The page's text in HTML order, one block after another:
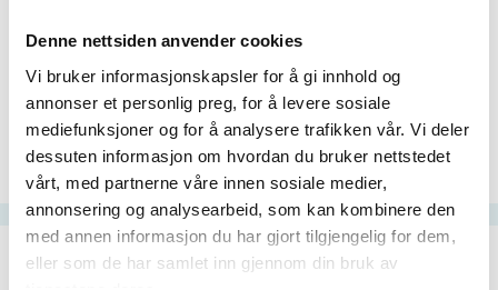
Denne nettsiden anvender cookies
Vi bruker informasjonskapsler for å gi innhold og
annonser et personlig preg, for å levere sosiale
mediefunksjoner og for å analysere trafikken vår. Vi deler
dessuten informasjon om hvordan du bruker nettstedet
vårt, med partnerne våre innen sosiale medier,
annonsering og analysearbeid, som kan kombinere den
med annen informasjon du har gjort tilgjengelig for dem,
eller som de har samlet inn gjennom din bruk av
Topptur Fottur